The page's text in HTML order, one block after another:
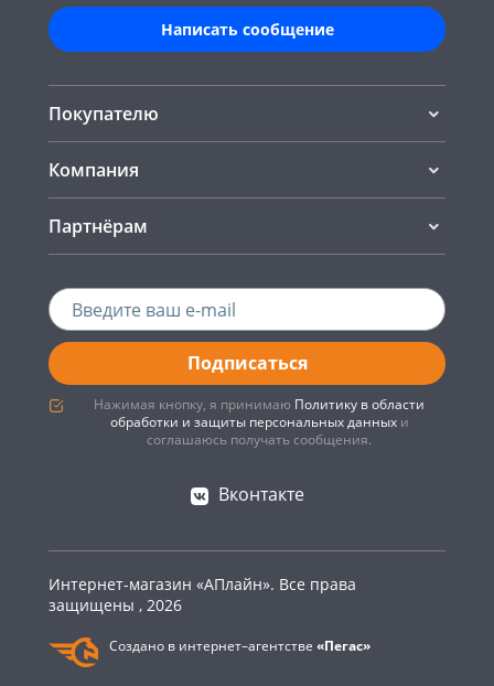
Написать сообщение
Покупателю
Компания
Партнёрам
Подписаться
Нажимая кнопку, я принимаю Политику в области
обработки и защиты персональных данныхи
соглашаюсь получать сообщения.
Вконтакте
Интернет-магазин «АПлайн». Все права
защищены , 2026
Создано в интернет–агентстве «Пегас»